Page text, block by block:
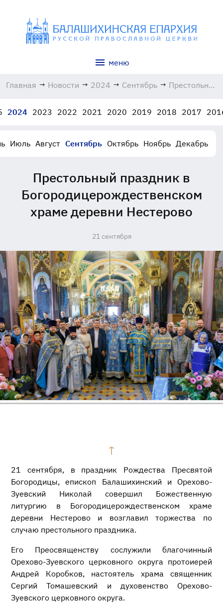
меню
Главная → Новости → 2024 → Сентябрь → Престольный
храме
21.09.2024
2024 2023 2022 2021 2020 2019 2018 2017
Июль Август Сентябрь Октябрь Ноябрь Декабрь
Престольный праздник в
Богородицерождественском
храме деревни Нестерово
21 сентября
21 сентября, в праздник Рождества Пресвятой
Богородицы, епископ Балашихинский и Орехово-
Зуевский Николай совершил Божественную
литургию в Богородицерождественском храме
деревни Нестерово и возглавил торжества по
случаю престольного праздника.
Его Преосвященству сослужили благочинный
Орехово-Зуевского церковного округа протоиерей
Андрей Коробков, настоятель храма священник
Сергий Томашевский и духовенство Орехово-
Зуевского церковного округа.